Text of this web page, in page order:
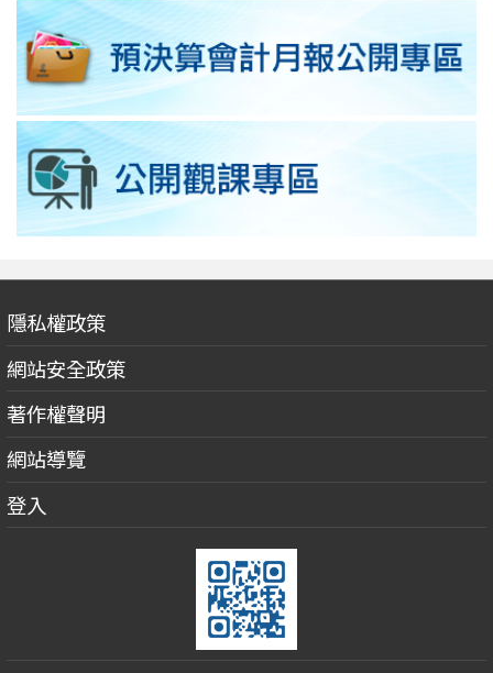
隱私權政策
網站安全政策
著作權聲明
網站導覽
登入